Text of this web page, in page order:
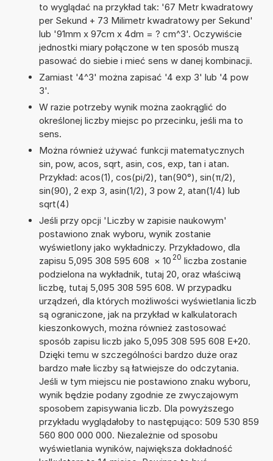
to wyglądać na przykład tak: '67 Metr kwadratowy
per Sekund + 73 Milimetr kwadratowy per Sekund'
lub '91mm x 97cm x 4dm = ? cm^3'. Oczywiście
jednostki miary połączone w ten sposób muszą
pasować do siebie i mieć sens w danej kombinacji.
Zamiast '4^3' można zapisać '4 exp 3' lub '4 pow
3'.
W razie potrzeby wynik można zaokrąglić do
określonej liczby miejsc po przecinku, jeśli ma to
sens.
Można również używać funkcji matematycznych
sin, pow, acos, sqrt, asin, cos, exp, tan i atan.
Przykład: acos(1), cos(pi/2), tan(90°), sin(π/2),
sin(90), 2 exp 3, asin(1/2), 3 pow 2, atan(1/4) lub
sqrt(4)
Jeśli przy opcji 'Liczby w zapisie naukowym'
postawiono znak wyboru, wynik zostanie
wyświetlony jako wykładniczy. Przykładowo, dla
zapisu 5,095 308 595 608 × 10 20 liczba zostanie
podzielona na wykładnik, tutaj 20, oraz właściwą
liczbę, tutaj 5,095 308 595 608. W przypadku
urządzeń, dla których możliwości wyświetlania liczb
są ograniczone, jak na przykład w kalkulatorach
kieszonkowych, można również zastosować
sposób zapisu liczb jako 5,095 308 595 608 E+20.
Dzięki temu w szczególności bardzo duże oraz
bardzo małe liczby są łatwiejsze do odczytania.
Jeśli w tym miejscu nie postawiono znaku wyboru,
wynik będzie podany zgodnie ze zwyczajowym
sposobem zapisywania liczb. Dla powyższego
przykładu wyglądałoby to następująco: 509 530 859
560 800 000 000. Niezależnie od sposobu
wyświetlania wyników, największa dokładność